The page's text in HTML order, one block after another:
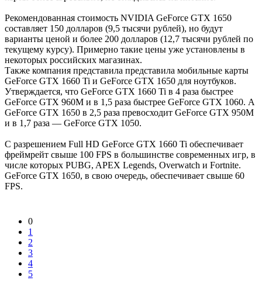
Рекомендованная стоимость NVIDIA GeForce GTX 1650
составляет 150 долларов (9,5 тысячи рублей), но будут
варианты ценой и более 200 долларов (12,7 тысячи рублей по
текущему курсу). Примерно такие цены уже установлены в
некоторых российских магазинах.
Также компания представила представила мобильные карты
GeForce GTX 1660 Ti и GeForce GTX 1650 для ноутбуков.
Утверждается, что GeForce GTX 1660 Ti в 4 раза быстрее
GeForce GTX 960M и в 1,5 раза быстрее GeForce GTX 1060. А
GeForce GTX 1650 в 2,5 раза превосходит GeForce GTX 950M
и в 1,7 раза — GeForce GTX 1050.
С разрешением Full HD GeForce GTX 1660 Ti обеспечивает
фреймрейт свыше 100 FPS в большинстве современных игр, в
числе которых PUBG, APEX Legends, Overwatch и Fortnite.
GeForce GTX 1650, в свою очередь, обеспечивает свыше 60
FPS.
0
1
2
3
4
5